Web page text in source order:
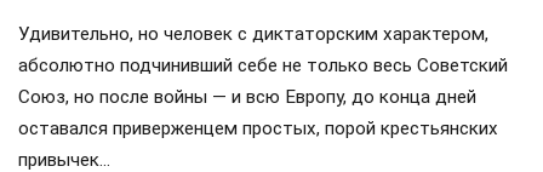
Удивительно, но человек с диктаторским характером,
абсолютно подчинивший себе не только весь Советский
Союз, но после войны — и всю Европу, до конца дней
оставался приверженцем простых, порой крестьянских
привычек…